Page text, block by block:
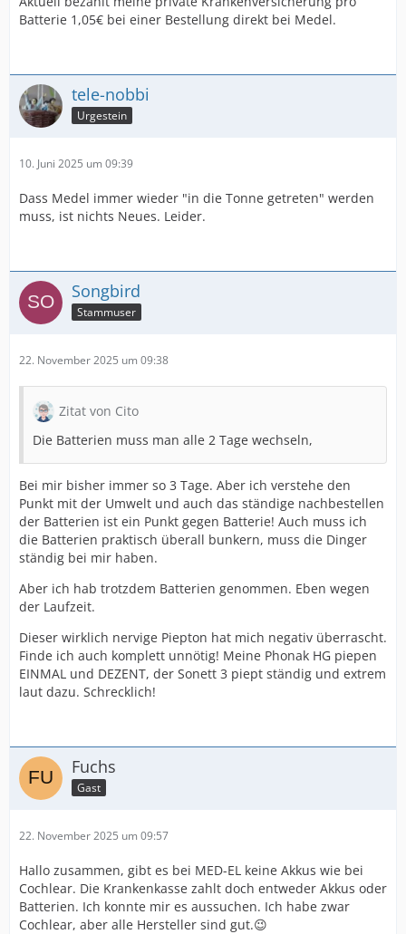
Batterie 1,05€ bei einer Bestellung direkt bei Medel.
tele-nobbi
Urgestein
10. Juni 2025 um 09:39
Dass Medel immer wieder "in die Tonne getreten" werden
muss, ist nichts Neues. Leider.
Songbird
Stammuser
22. November 2025 um 09:38
Zitat von Cito
Die Batterien muss man alle 2 Tage wechseln,
Bei mir bisher immer so 3 Tage. Aber ich verstehe den
Punkt mit der Umwelt und auch das ständige nachbestellen
der Batterien ist ein Punkt gegen Batterie! Auch muss ich
die Batterien praktisch überall bunkern, muss die Dinger
ständig bei mir haben.
Aber ich hab trotzdem Batterien genommen. Eben wegen
der Laufzeit.
Dieser wirklich nervige Piepton hat mich negativ überrascht.
Finde ich auch komplett unnötig! Meine Phonak HG piepen
EINMAL und DEZENT, der Sonett 3 piept ständig und extrem
laut dazu. Schrecklich!
Fuchs
Gast
22. November 2025 um 09:57
Hallo zusammen, gibt es bei MED-EL keine Akkus wie bei
Cochlear. Die Krankenkasse zahlt doch entweder Akkus oder
Batterien. Ich konnte mir es aussuchen. Ich habe zwar
Cochlear, aber alle Hersteller sind gut.😉